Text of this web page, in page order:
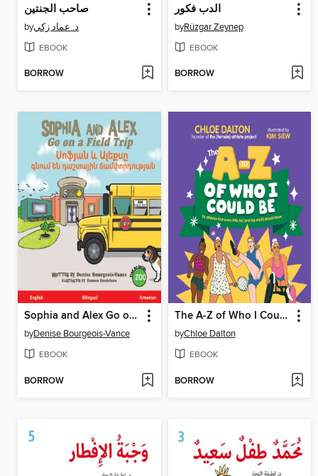
صاحب الجنتين
byد. عماد زكي
EBOOK
BORROW
الدب فكور
byRüzgar Zeynep
EBOOK
BORROW
Sophia and Alex Go on a Field Trip
byDenise Bourgeois-Vance
EBOOK
BORROW
The A-Z of Who I Could Be
byChloe Dalton
EBOOK
BORROW